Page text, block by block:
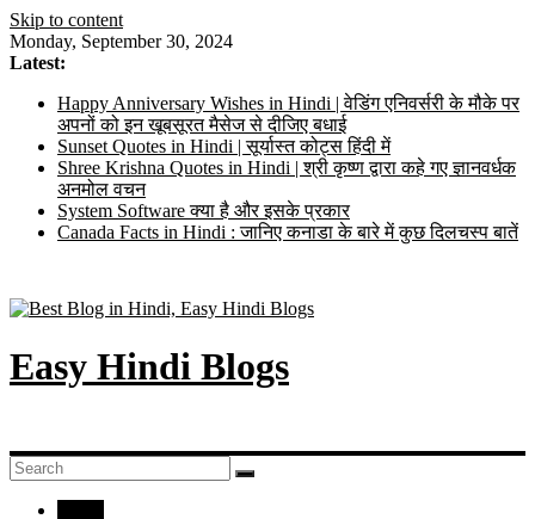
Skip to content
Monday, September 30, 2024
Latest:
Happy Anniversary Wishes in Hindi | वेडिंग एनिवर्सरी के मौके पर
अपनों को इन खूबसूरत मैसेज से दीजिए बधाई
Sunset Quotes in Hindi | सूर्यास्त कोट्स हिंदी में
Shree Krishna Quotes in Hindi | श्री कृष्ण द्वारा कहे गए ज्ञानवर्धक
अनमोल वचन
System Software क्या है और इसके प्रकार
Canada Facts in Hindi : जानिए कनाडा के बारे में कुछ दिलचस्प बातें
Easy Hindi Blogs